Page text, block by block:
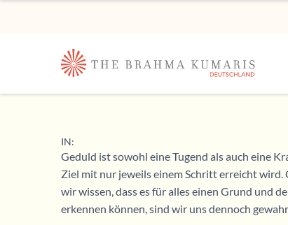
IN:
Geduld ist sowohl eine Tugend als auch eine
Ziel mit nur jeweils einem Schritt erreicht wird.
wir wissen, dass es für alles einen Grund und
erkennen können, sind wir uns dennoch